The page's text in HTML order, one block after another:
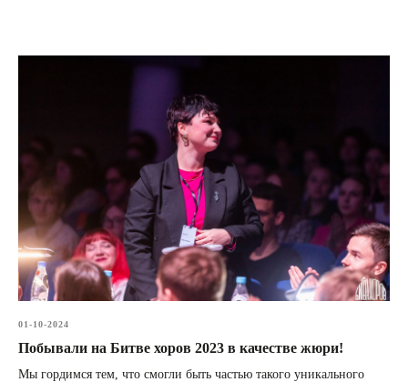
01-10-2024
Побывали на Битве хоров 2023 в качестве жюри!
Мы гордимся тем, что смогли быть частью такого уникального